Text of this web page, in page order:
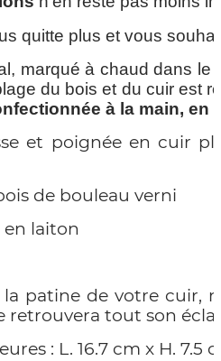
quitte plus et vous
marqué à chaud dans le
du bois et du cuir est
à la main, en
et poignée en cuir
de bouleau verni
laiton
patine de votre cuir,
retrouvera tout son
: L. 16.7 cm x H. 7.5